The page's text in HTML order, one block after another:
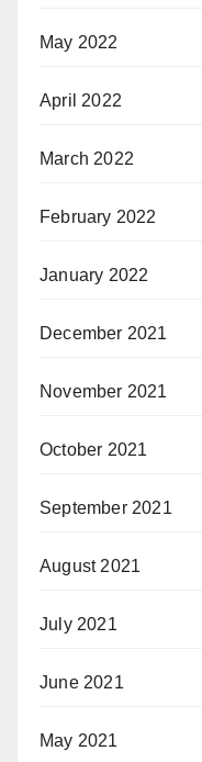
May 2022
April 2022
March 2022
February 2022
January 2022
December 2021
November 2021
October 2021
September 2021
August 2021
July 2021
June 2021
May 2021